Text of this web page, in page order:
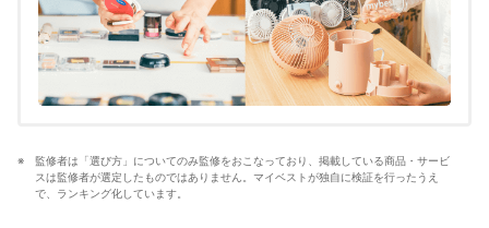
監修者は「選び方」についてのみ監修をおこなっており、掲載している商品・サービ
スは監修者が選定したものではありません。マイベストが独自に検証を行ったうえ
で、ランキング化しています。